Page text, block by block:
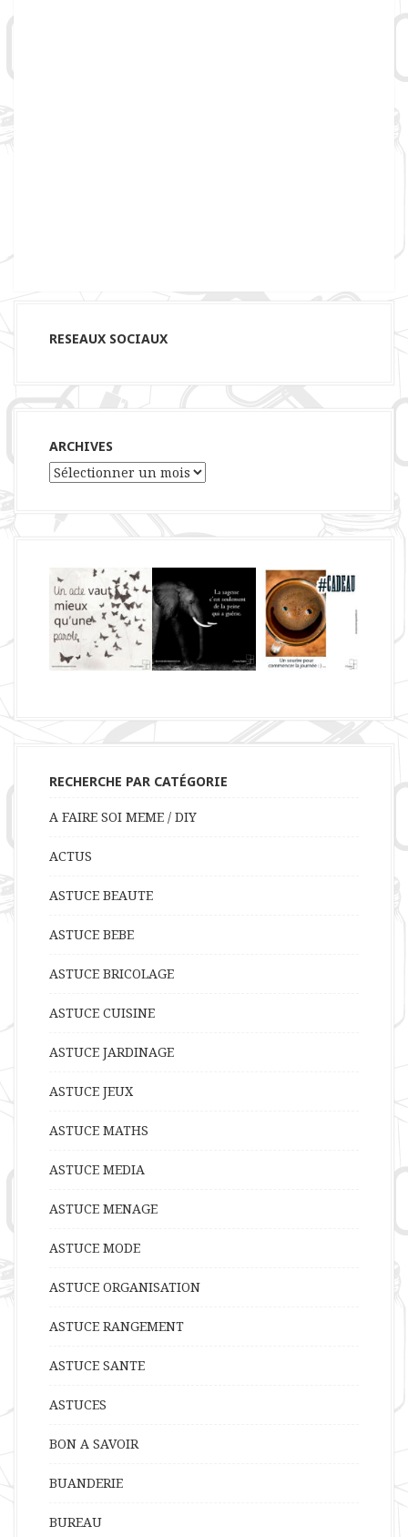
RESEAUX SOCIAUX
ARCHIVES
Archives
RECHERCHE PAR CATÉGORIE
A FAIRE SOI MEME / DIY
ACTUS
ASTUCE BEAUTE
ASTUCE BEBE
ASTUCE BRICOLAGE
ASTUCE CUISINE
ASTUCE JARDINAGE
ASTUCE JEUX
ASTUCE MATHS
ASTUCE MEDIA
ASTUCE MENAGE
ASTUCE MODE
ASTUCE ORGANISATION
ASTUCE RANGEMENT
ASTUCE SANTE
ASTUCES
BON A SAVOIR
BUANDERIE
BUREAU